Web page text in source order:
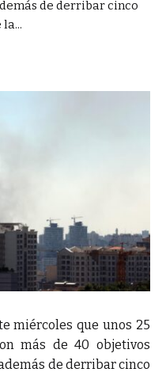
de derribar cinco
miércoles que unos 25
más de 40 objetivos
de derribar cinco